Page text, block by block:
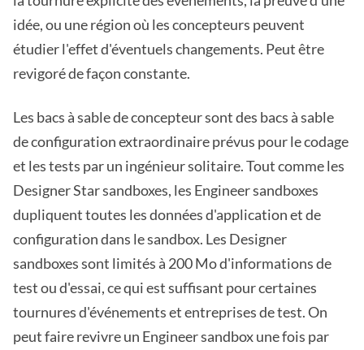
idée, ou une région où les concepteurs peuvent
étudier l'effet d'éventuels changements. Peut être
revigoré de façon constante.
Les bacs à sable de concepteur sont des bacs à sable
de configuration extraordinaire prévus pour le codage
et les tests par un ingénieur solitaire. Tout comme les
Designer Star sandboxes, les Engineer sandboxes
dupliquent toutes les données d'application et de
configuration dans le sandbox. Les Designer
sandboxes sont limités à 200 Mo d'informations de
test ou d'essai, ce qui est suffisant pour certaines
tournures d'événements et entreprises de test. On
peut faire revivre un Engineer sandbox une fois par